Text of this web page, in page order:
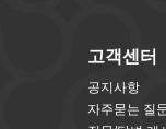
고객센터
공지사항
자주묻는 질